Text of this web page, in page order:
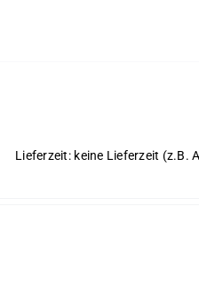
Lieferzeit: keine Lieferzeit (z.B.